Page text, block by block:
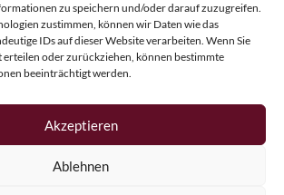
zu speichern und/oder darauf zuzugreifen.
zustimmen, können wir Daten wie das
IDs auf dieser Website verarbeiten. Wenn Sie
oder zurückziehen, können bestimmte
beeinträchtigt werden.
Akzeptieren
Ablehnen
91 97 79
Magic Garden Paeonies. Rottaler